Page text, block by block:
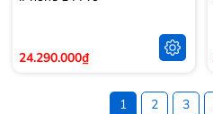
24.290.000₫
1 2 3